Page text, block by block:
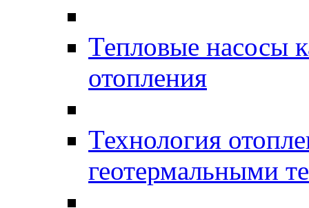
Тепловые насосы
отопления
Технология
геотермальными